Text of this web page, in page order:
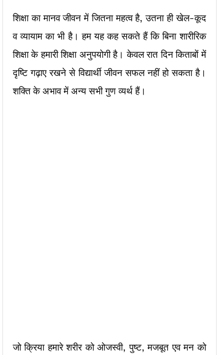
शिक्षा का मानव जीवन में जितना महत्व है, उतना ही खेल-कूद
व व्यायाम का भी है। हम यह कह सकते हैं कि बिना शारीरिक
शिक्षा के हमारी शिक्षा अनुपयोगी है। केवल रात दिन किताबों में
दृष्टि गढ़ाए रखने से विद्यार्थी जीवन सफल नहीं हो सकता है।
शक्ति के अभाव में अन्य सभी गुण व्यर्थ हैं।
जो क्रिया हमारे शरीर को ओजस्वी, पुष्ट, मजबूत एव मन को